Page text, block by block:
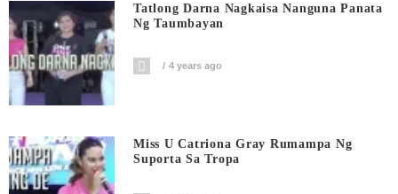
Tatlong Darna Nagkaisa Nanguna Panata
Ng Taumbayan
4 years ago
Miss U Catriona Gray Rumampa Ng
Suporta Sa Tropa